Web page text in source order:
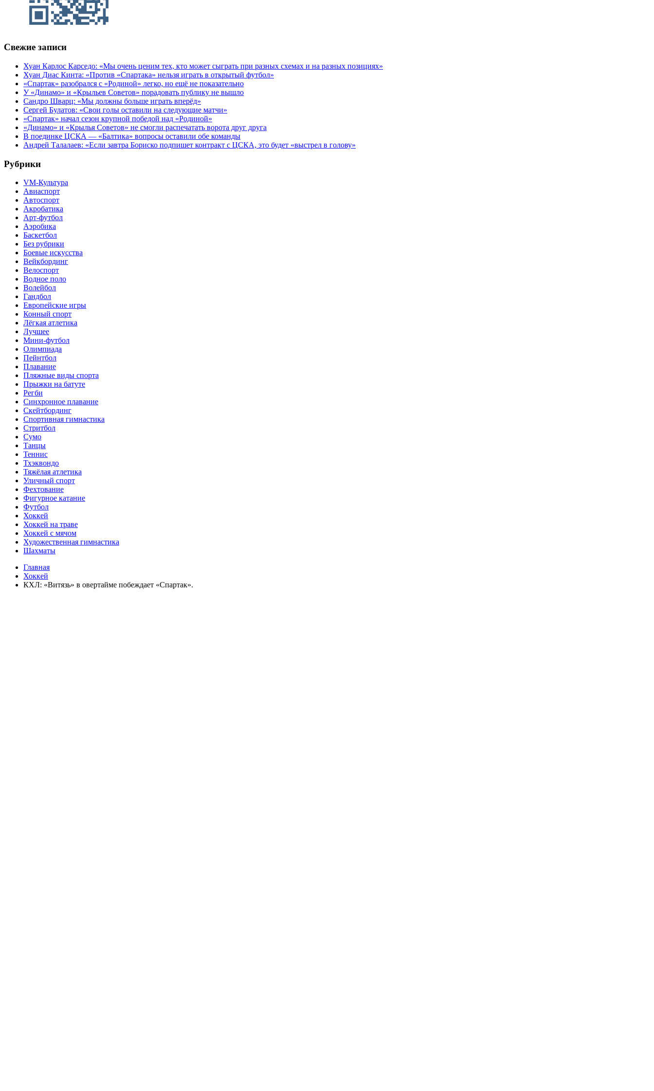
Свежие записи
Хуан Карлос Карседо: «Мы очень ценим тех, кто может сыграть при разных схемах и на разных позициях»
Хуан Диас Кинта: «Против «Спартака» нельзя играть в открытый футбол»
«Спартак» разобрался с «Родиной» легко, но ещё не показательно
У «Динамо» и «Крыльев Советов» порадовать публику не вышло
Сандро Шварц: «Мы должны больше играть вперёд»
Сергей Булатов: «Свои голы оставили на следующие матчи»
«Спартак» начал сезон крупной победой над «Родиной»
«Динамо» и «Крылья Советов» не смогли распечатать ворота друг друга
В поединке ЦСКА — «Балтика» вопросы оставили обе команды
Андрей Талалаев: «Если завтра Бориско подпишет контракт с ЦСКА, это будет «выстрел в голову»
Рубрики
VM-Культура
Авиаспорт
Автоспорт
Акробатика
Арт-футбол
Аэробика
Баскетбол
Без рубрики
Боевые искусства
Вейкбординг
Велоспорт
Водное поло
Волейбол
Гандбол
Европейские игры
Конный спорт
Лёгкая атлетика
Лучшее
Мини-футбол
Олимпиада
Пейнтбол
Плавание
Пляжные виды спорта
Прыжки на батуте
Регби
Синхронное плавание
Скейтбординг
Спортивная гимнастика
Стритбол
Сумо
Танцы
Теннис
Тхэквондо
Тяжёлая атлетика
Уличный спорт
Фехтование
Фигурное катание
Футбол
Хоккей
Хоккей на траве
Хоккей с мячом
Художественная гимнастика
Шахматы
Главная
Хоккей
КХЛ: «Витязь» в овертайме побеждает «Спартак».